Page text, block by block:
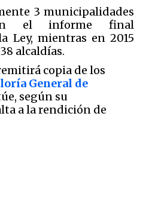
3 municipalidades
el informe final
Ley, mientras en 2015
alcaldías.
copia de los
General de
según su
a la rendición de